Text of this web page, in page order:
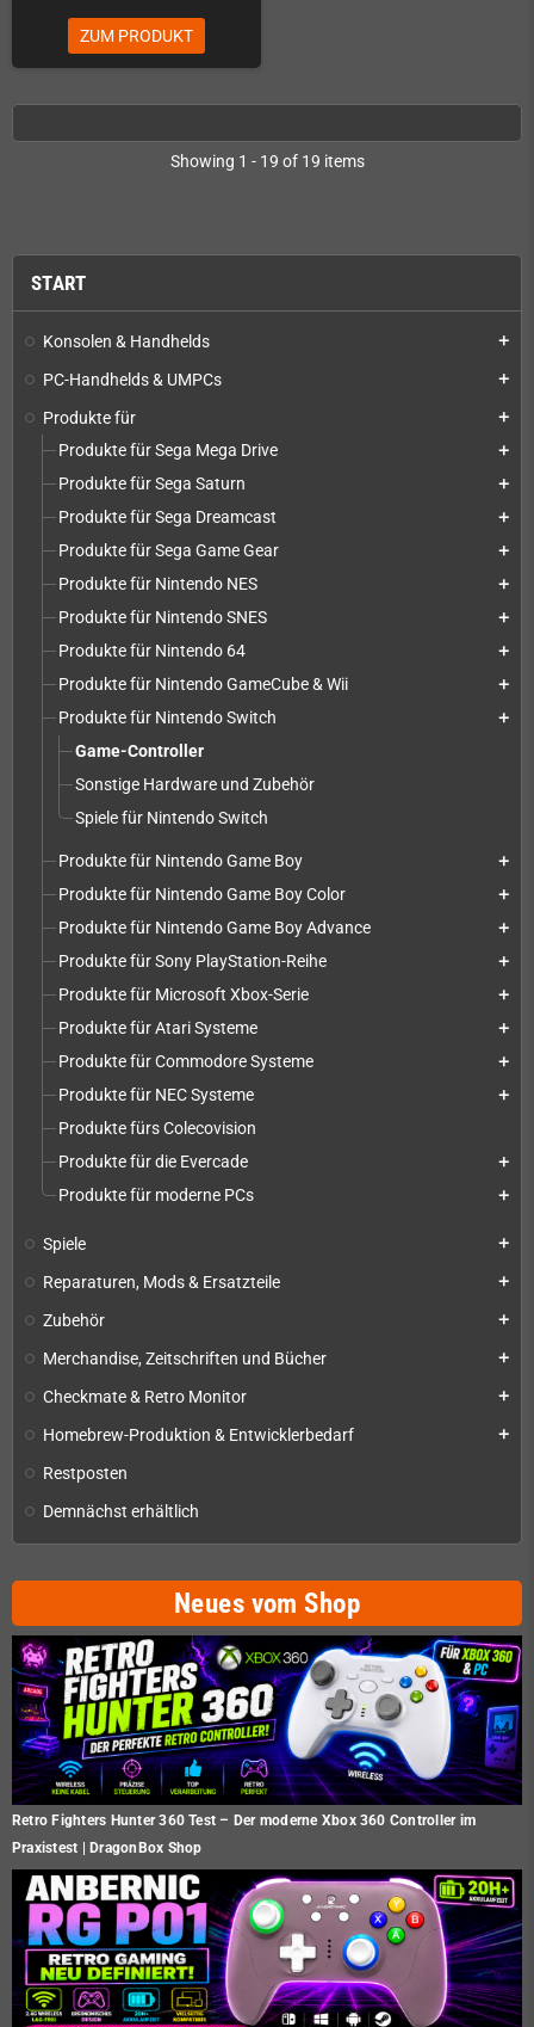
START
Konsolen & Handhelds add
PC-Handhelds & UMPCs add
Produkte für add
Produkte für Sega Mega Drive add
Produkte für Sega Saturn add
Produkte für Sega Dreamcast add
Produkte für Sega Game Gear add
Produkte für Nintendo NES add
Produkte für Nintendo SNES add
Produkte für Nintendo 64 add
Produkte für Nintendo GameCube & Wii add
Produkte für Nintendo Switch add
Game-Controller
Sonstige Hardware und Zubehör
Spiele für Nintendo Switch
Produkte für Nintendo Game Boy add
Produkte für Nintendo Game Boy Color add
Produkte für Nintendo Game Boy Advance add
Produkte für Sony PlayStation-Reihe add
Produkte für Microsoft Xbox-Serie add
Produkte für Atari Systeme add
Produkte für Commodore Systeme add
Produkte für NEC Systeme add
Produkte fürs Colecovision
Produkte für die Evercade
add
Produkte für moderne PCs add
Spiele add
Reparaturen, Mods & Ersatzteile add
Zubehör add
Merchandise, Zeitschriften und Bücher add
Checkmate & Retro Monitor add
Homebrew-Produktion & Entwicklerbedarf add
Restposten
Demnächst erhältlich
Neues vom Shop
Retro Fighters Hunter 360 Test – Der moderne Xbox 360 Controller im
Praxistest | DragonBox Shop
ZUM PRODUKT
Showing 1 - 19 of 19 items